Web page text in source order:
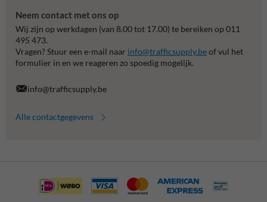
Neem contact met ons op
Wij zijn op werkdagen (van 8.00 tot 17.00) te bereiken op 011
495 473.
Vragen? Stuur een e-mail naar info@trafficsupply.beof vul het
formulier in en we reageren zo spoedig mogelijk.
info@trafficsupply.be
Alle contactgegevens